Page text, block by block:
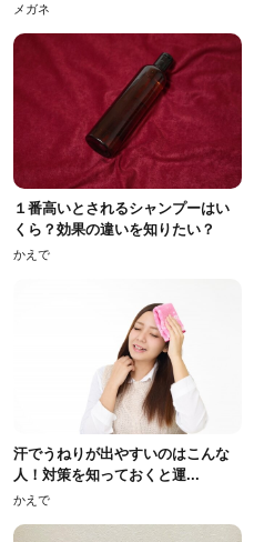
メガネ
１番高いとされるシャンプーはい
くら？効果の違いを知りたい？
かえで
汗でうねりが出やすいのはこんな
人！対策を知っておくと運...
かえで